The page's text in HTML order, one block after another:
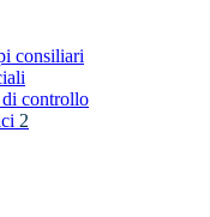
consiliari
controllo
2